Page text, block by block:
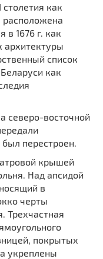
как
расположена
в 1676 г. как
архитектуры
список
как
северо-восточной
перестроен.
крышей
Над апсидой
в
черты
Трехчастная
покрытых
укреплены